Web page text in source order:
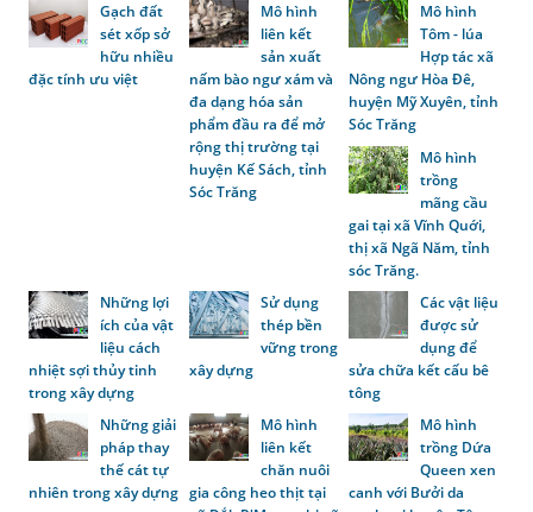
Gạch đất
sét xốp sở
hữu nhiều
đặc tính ưu việt
Mô hình
liên kết
sản xuất
nấm bào ngư xám và
đa dạng hóa sản
phẩm đầu ra để mở
rộng thị trường tại
huyện Kế Sách, tỉnh
Sóc Trăng
Mô hình
Tôm - lúa
Hợp tác xã
Nông ngư Hòa Đê,
huyện Mỹ Xuyên, tỉnh
Sóc Trăng
Mô hình
trồng
mãng cầu
gai tại xã Vĩnh Quới,
thị xã Ngã Năm, tỉnh
sóc Trăng.
Những lợi
ích của vật
liệu cách
nhiệt sợi thủy tinh
trong xây dựng
Sử dụng
thép bền
vững trong
xây dựng
Các vật liệu
được sử
dụng để
sửa chữa kết cấu bê
tông
Những giải
pháp thay
thế cát tự
nhiên trong xây dựng
Mô hình
liên kết
chăn nuôi
gia công heo thịt tại
Mô hình
trồng Dứa
Queen xen
canh với Bưởi da